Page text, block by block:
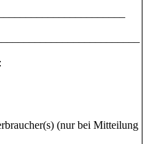
(nur bei Mitteilung